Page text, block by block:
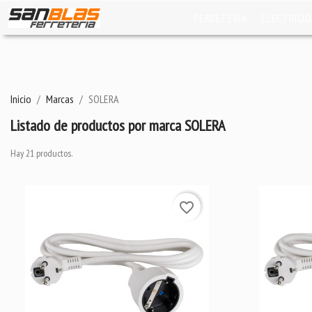
Inicio Marcas SOLERA
Listado de productos por marca SOLERA
Hay 21 productos.
favorite_border